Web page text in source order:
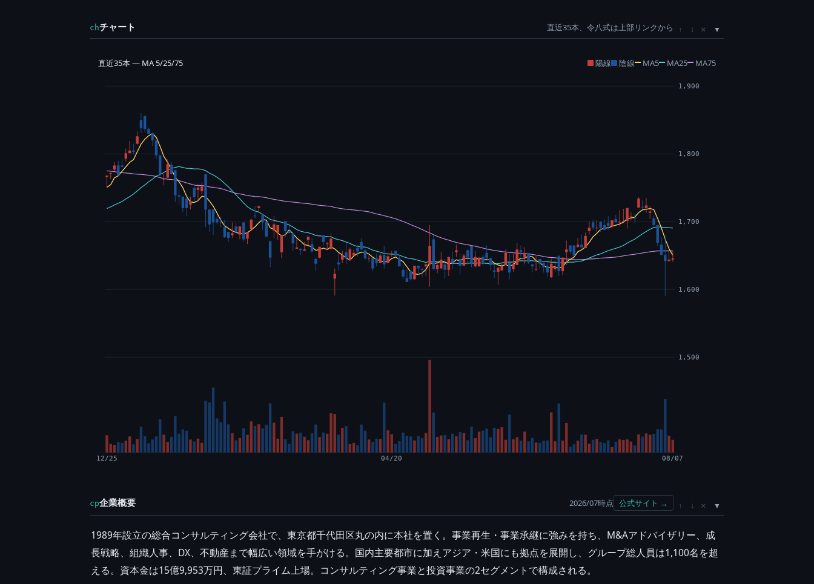
chチャート 直近35本、令八式は上部リンクから ↑ ↓ ×
直近35本 — MA 5/25/75 陽線 陰線 MA5 MA25 MA75
1,500
1,600
1,700
1,800
1,900
12/25 04/20 08/07
cp企業概要 2026/07時点 公式サイト → ↑ ↓ ×
1989年設立の総合コンサルティング会社で、東京都千代田区丸の内に本社を置く。事業再生・事業承継に強みを持ち、M&Aアドバイザリー、成
長戦略、組織人事、DX、不動産まで幅広い領域を手がける。国内主要都市に加えアジア・米国にも拠点を展開し、グループ総人員は1,100名を超
える。資本金は15億9,953万円、東証プライム上場。コンサルティング事業と投資事業の2セグメントで構成される。